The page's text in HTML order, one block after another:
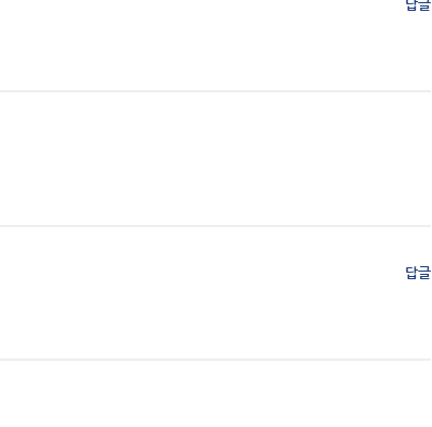
답글
답글